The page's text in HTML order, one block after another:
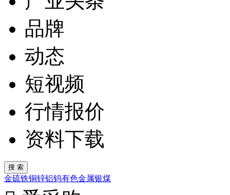
品牌
动态
短视频
行情报价
资料下载
金硫铁铜锌铝钨有色金属银煤